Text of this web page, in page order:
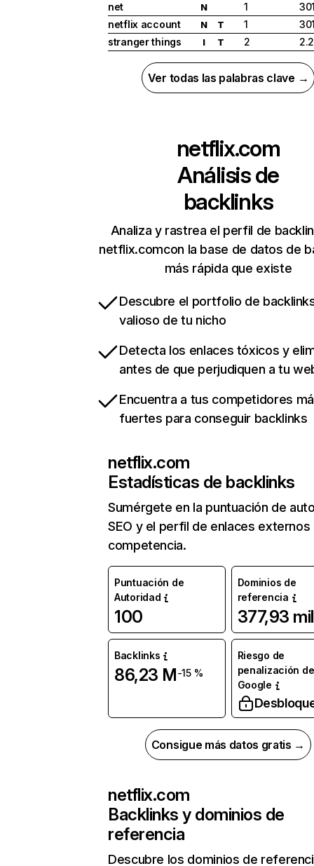
net
N 1
netflix account
N T 1
stranger things
I T 2
Ver todas las palabras clave →
netflix.com
Análisis de
backlinks
Analiza y rastrea el perfil de
netflix.comcon la base de datos de
más rápida que existe
Descubre el portfolio de
valioso de tu nicho
Detecta los enlaces tóxicos y
antes de que perjudiquen a tu
Encuentra a tus competidores
fuertes para conseguir backlinks
netflix.com
Estadísticas de backlinks
Sumérgete en la puntuación de
SEO y el perfil de enlaces externos
competencia.
Puntuación de
Autoridad
100
Dominios de
referencia
377,93 mil
Backlinks
86,23 M-15 %
Riesgo de
penalización de
Google
Consigue más datos gratis →
netflix.com
Backlinks y dominios de
referencia
Descubre los dominios de